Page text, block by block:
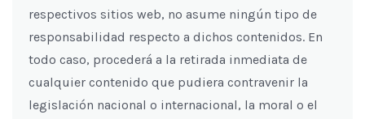
respectivos sitios web, no asume ningún tipo de
responsabilidad respecto a dichos contenidos. En
todo caso, procederá a la retirada inmediata de
cualquier contenido que pudiera contravenir la
legislación nacional o internacional, la moral o el